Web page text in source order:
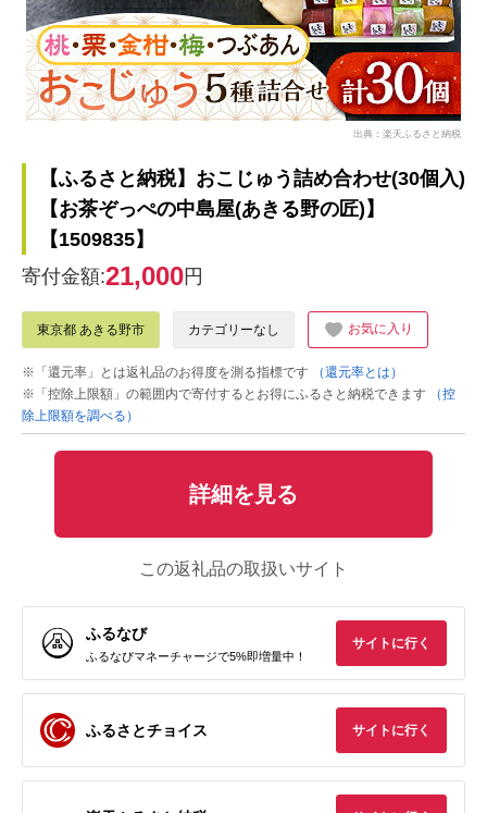
出典：楽天ふるさと納税
【ふるさと納税】おこじゅう詰め合わせ(30個入)
【お茶ぞっぺの中島屋(あきる野の匠)】
【1509835】
寄付金額:21,000円
東京都 あきる野市 カテゴリーなし お気に入り
※「還元率」とは返礼品のお得度を測る指標です
（還元率とは）
※「控除上限額」の範囲内で寄付するとお得にふるさと納税できます
（控
除上限額を調べる）
詳細を見る
この返礼品の取扱いサイト
ふるなび
ふるなびマネーチャージで5%即増量中！
サイトに行く
ふるさとチョイス サイトに行く